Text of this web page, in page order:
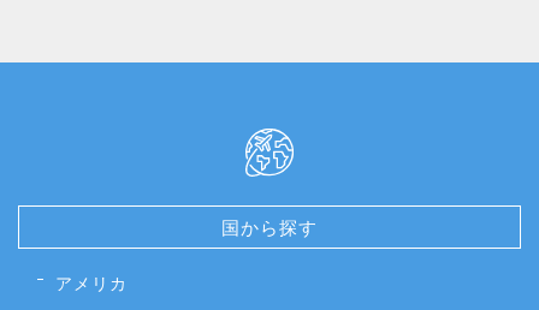
国から探す
アメリカ